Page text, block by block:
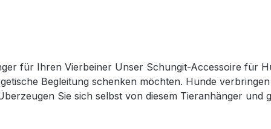
für Ihren Vierbeiner Unser Schungit-Accessoire für
Begleitung schenken möchten. Hunde
Sie sich selbst von diesem Tieranhänger